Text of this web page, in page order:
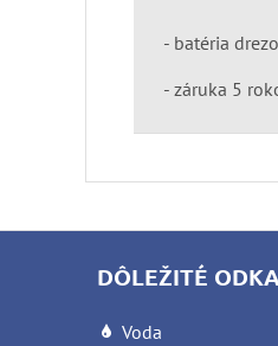
- batéria
- záruka 5
DÔLEŽITÉ
Voda